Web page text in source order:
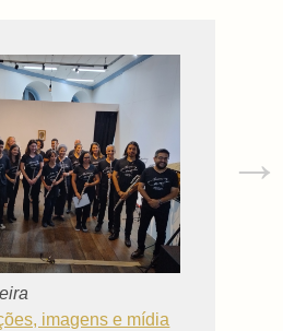
imagens e mídia
→